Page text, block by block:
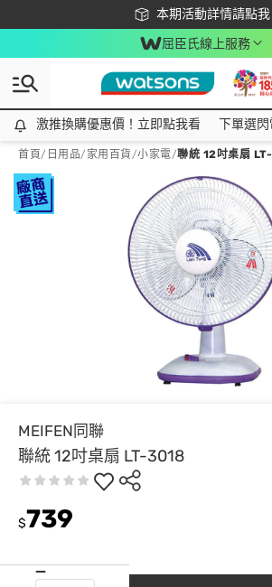
本期活動詳情請點我
下載app最高回饋$350
屈臣氏線上服務
激推換購優惠價！立即點我看
激推換購優惠價！立即點我看 下單選
首頁/ 日用品/ 家用百貨/小家電/聯統 12吋桌扇
MEIFEN同聯
聯統 12吋桌扇 LT-3018
$739